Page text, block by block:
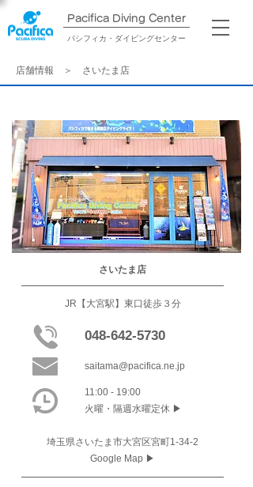
Pacifica Diving Center​
パシフィカ・ダイビングセンター
​店舗情報 ＞ さいたま店
さいたま店
JR【大宮駅】東口徒歩３分
​048-642-5730
saitama@pacifica.ne.jp
11:00 - 19:00
​火曜・隔週水曜定休 ▶
埼玉県さいたま市大宮区宮町1-34-2
Google Map ▶